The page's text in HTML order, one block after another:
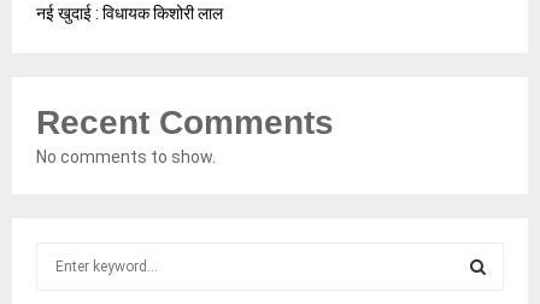
नई खुदाई : विधायक किशोरी लाल
Recent Comments
No comments to show.